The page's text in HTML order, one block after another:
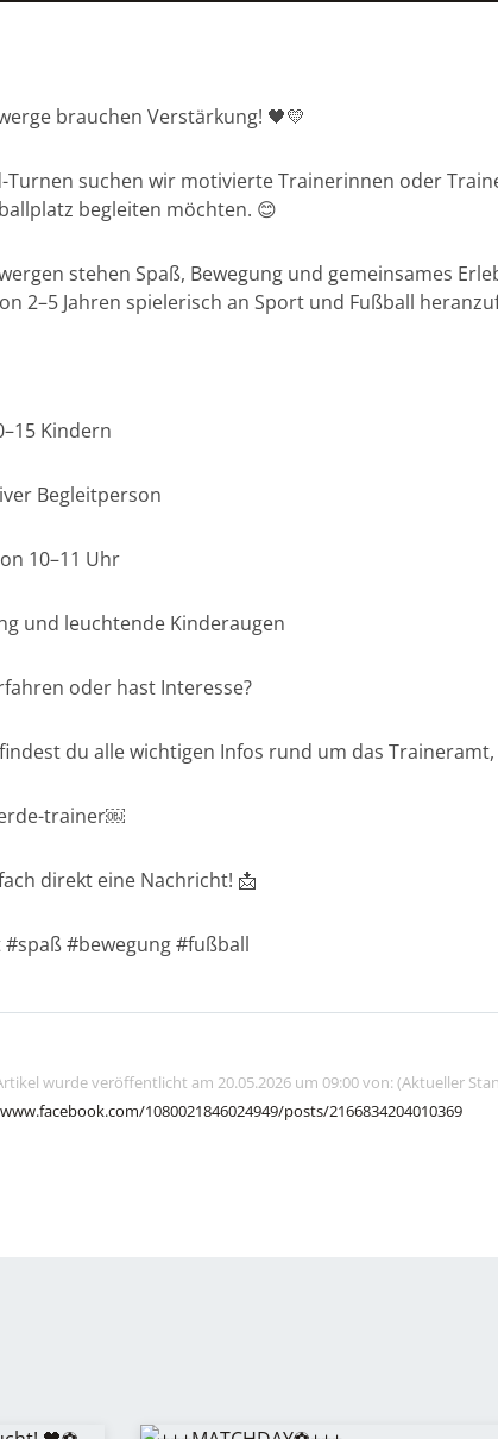
brauchen Verstärkung! 🖤💛
Turnen suchen wir motivierte Trainerinnen oder
begleiten möchten. 😊
stehen Spaß, Bewegung und gemeinsames
2–5 Jahren spielerisch an Sport und Fußball
Kindern
Begleitperson
10–11 Uhr
und leuchtende Kinderaugen
oder hast Interesse?
du alle wichtigen Infos rund um das
trainer￼
direkt eine Nachricht! 📩
#bewegung #fußball
wurde veröffentlicht am 20.05.2026 um 09:00 von: (Aktueller
1080021846024949/posts/2166834204010369